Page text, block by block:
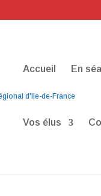
Accueil En
Vos élus